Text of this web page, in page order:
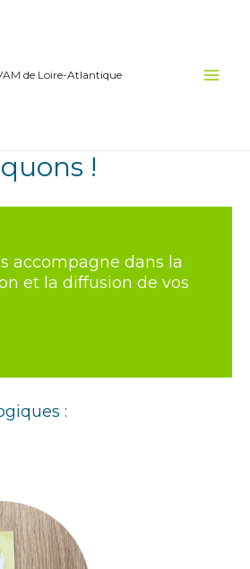
de Loire-Atlantique
!
accompagne dans la
et la diffusion de vos
: